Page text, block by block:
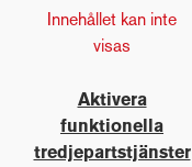
Innehållet kan inte
visas
Aktivera
funktionella
tredjepartstjänster